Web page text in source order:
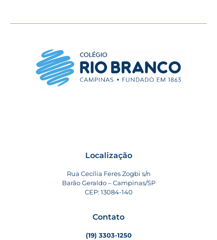
Localização
Rua Cecília Feres Zogbi s/n
Barão Geraldo – Campinas/SP
CEP: 13084-140
Contato
(19) 3303-1250